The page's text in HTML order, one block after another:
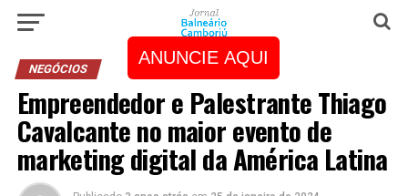
ANUNCIE AQUI
NEGÓCIOS
Empreendedor e Palestrante Thiago
Cavalcante no maior evento de
marketing digital da América Latina